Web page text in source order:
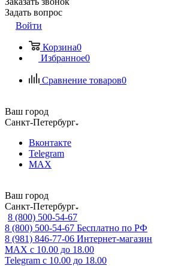
Задать вопрос
Войти
Корзина0
Избранное0
Сравнение товаров0
Ваш город
Санкт-Петербург
Вконтакте
Telegram
MAX
Ваш город
Санкт-Петербург
8 (800) 500-54-67
8 (800) 500-54-67 Бесплатно по РФ
8 (981) 846-77-06 Интернет-магазин
MAX с 10.00 до 18.00
Telegram с 10.00 до 18.00